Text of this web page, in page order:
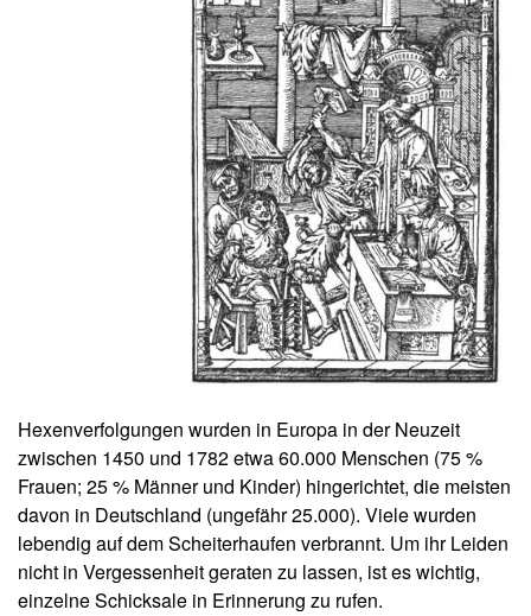
Hexenverfolgungen wurden in Europa in der Neuzeit
zwischen 1450 und 1782 etwa 60.000 Menschen (75 %
Frauen; 25 % Männer und Kinder) hingerichtet, die meisten
davon in Deutschland (ungefähr 25.000). Viele wurden
lebendig auf dem Scheiterhaufen verbrannt. Um ihr Leiden
nicht in Vergessenheit geraten zu lassen, ist es wichtig,
einzelne Schicksale in Erinnerung zu rufen.